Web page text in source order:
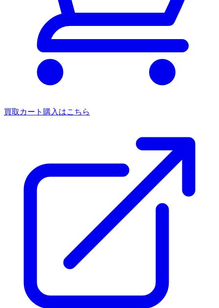
買取カート 購入はこちら